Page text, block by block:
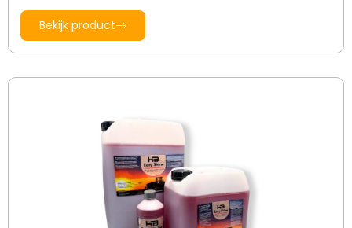
Bekijk product